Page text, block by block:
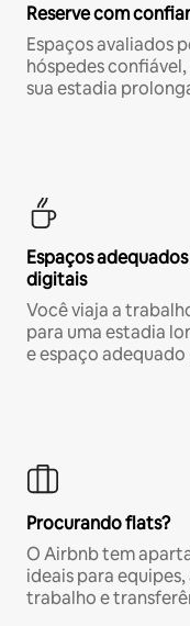
Reserve com
Espaços avaliados
hóspedes
sua estadia
Espaços
digitais
Você viaja a
para uma estadia
e espaço
Procurando flats?
O Airbnb tem
ideais para
trabalho e